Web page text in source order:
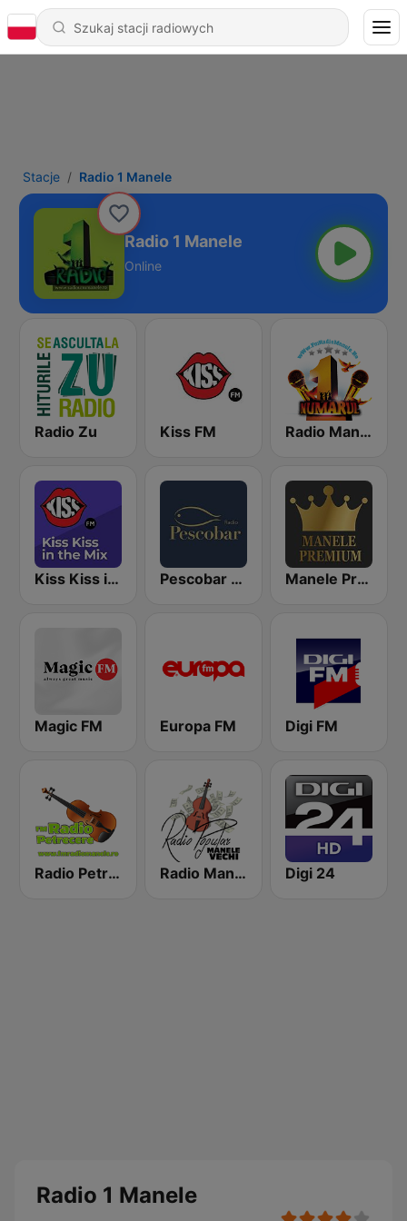
Stacje Radio 1 Manele
Radio 1 Manele
Online
Radio Zu Kiss FM Radio Manele
Kiss Kiss in the Mix Radio Pescobar Radio Manele Premium
Magic FM Europa FM Digi FM
Radio Petrecere Romania Radio Manele Vechi Romania Digi 24
Radio 1 Manele